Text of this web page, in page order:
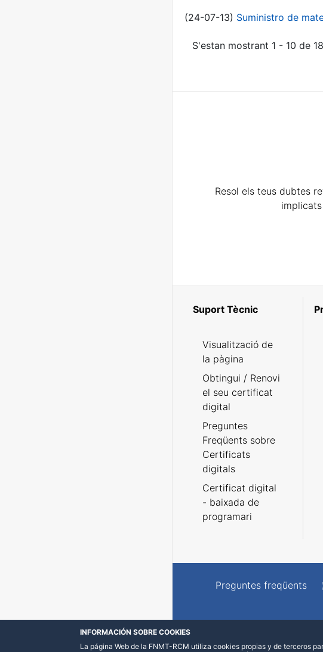
(24-07-13) Suministro de
S'estan mostrant 1 - 10 de
Resol els teus dubtes
Suport Tècnic
Visualització de
la pàgina
Obtingui / Renovi
el seu certificat
digital
Preguntes
Freqüents sobre
Certificats
digitals
Certificat digital
- baixada de
programari
Preguntes freqüents
INFORMACIÓN SOBRE COOKIES
La página Web de la FNMT-RCM utiliza cookies propias y de terceros